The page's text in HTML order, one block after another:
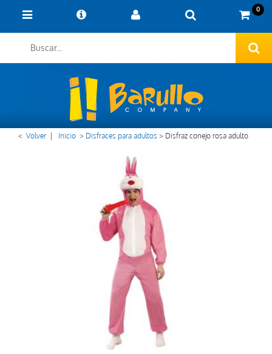
0
< Volver Inicio > Disfraces para adultos > Disfraz conejo rosa adulto